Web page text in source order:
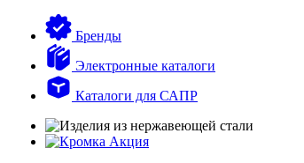
Бренды
Электронные каталоги
Каталоги для САПР